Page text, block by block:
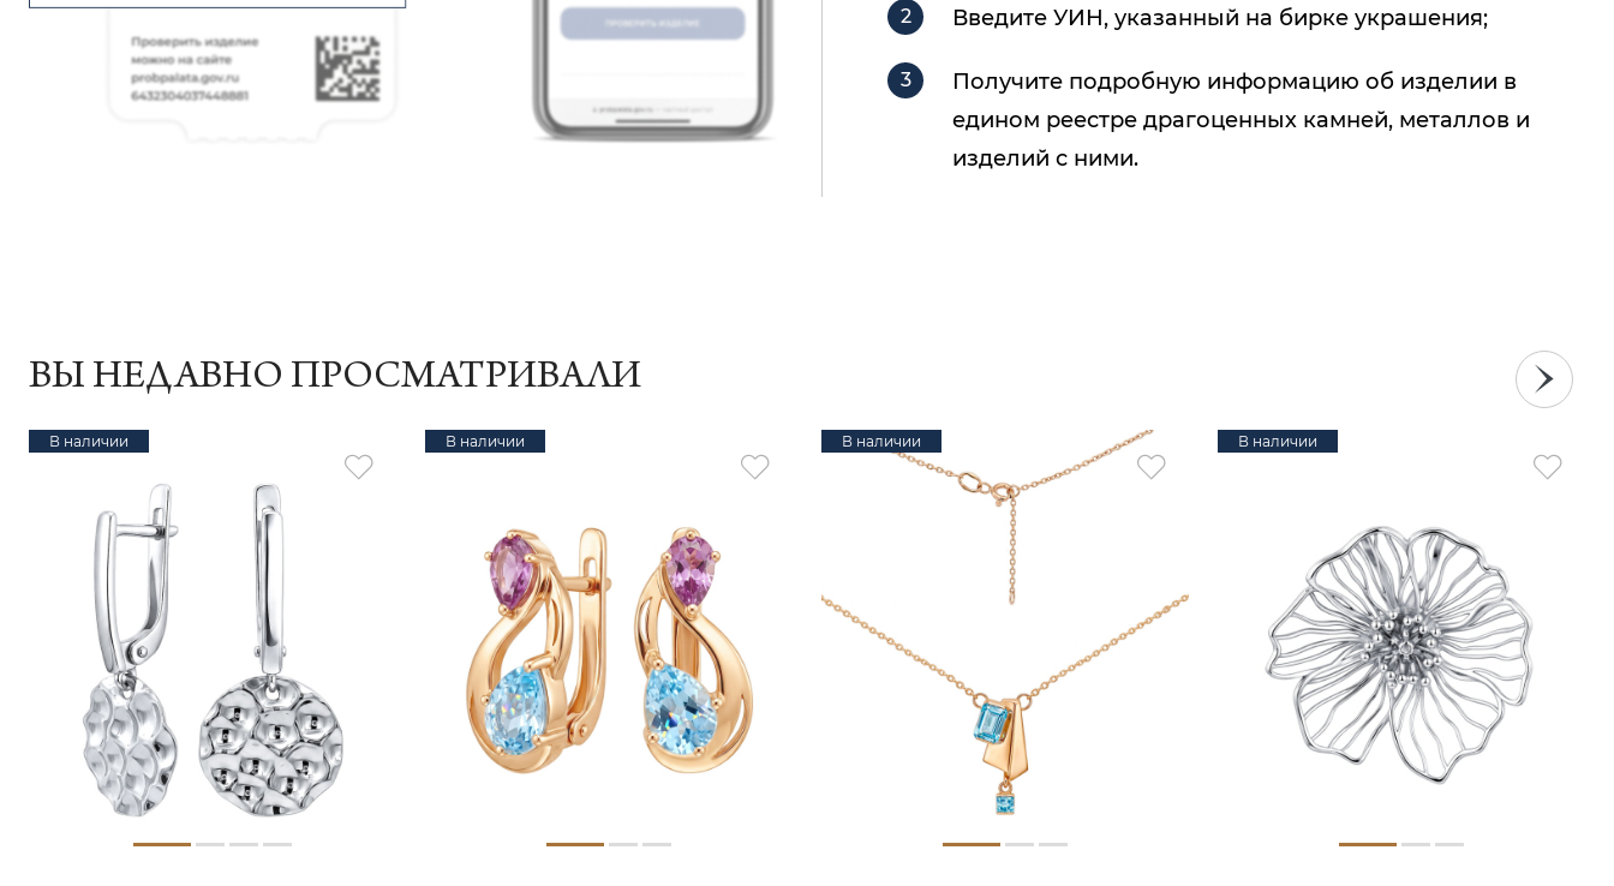
Введите УИН, указанный на бирке украшения;
Получите подробную информацию об изделии в
едином реестре драгоценных камней, металлов и
изделий с ними.
ВЫ НЕДАВНО ПРОСМАТРИВАЛИ
В наличии В наличии В наличии В наличии